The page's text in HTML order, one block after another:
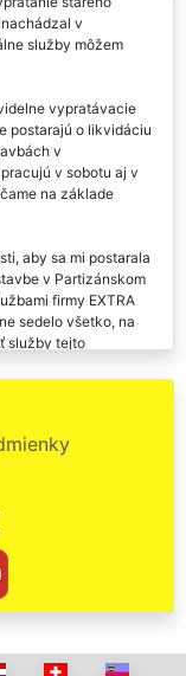
v
služby môžem
vypratávacie
postarajú o likvidáciu
v
v sobotu aj v
na základe
aby sa mi postarala
v Partizánskom
firmy EXTRA
sedelo všetko, na
služby tejto
v Partizánskom
Prácu
dávam palec